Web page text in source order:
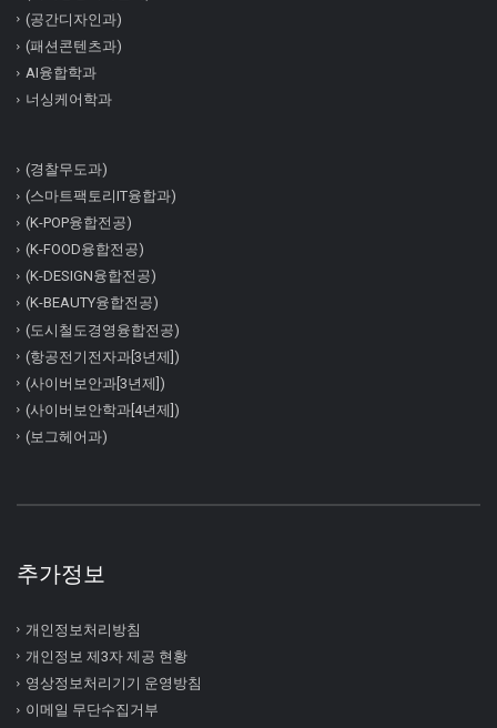
(공간디자인과)
(패션콘텐츠과)
AI융합학과
너싱케어학과
(경찰무도과)
(스마트팩토리IT융합과)
(K-POP융합전공)
(K-FOOD융합전공)
(K-DESIGN융합전공)
(K-BEAUTY융합전공)
(도시철도경영융합전공)
(항공전기전자과[3년제])
(사이버보안과[3년제])
(사이버보안학과[4년제])
(보그헤어과)
추가정보
개인정보처리방침
개인정보 제3자 제공 현황
영상정보처리기기 운영방침
이메일 무단수집거부